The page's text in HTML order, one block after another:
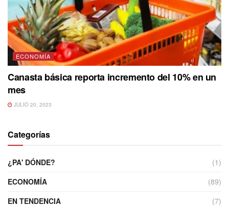
ECONOMÍA
Canasta básica reporta incremento del 10% en un
mes
JULIO 20, 2023
Categorías
¿PA' DÓNDE?
(1)
ECONOMÍA
(89)
EN TENDENCIA
(7)